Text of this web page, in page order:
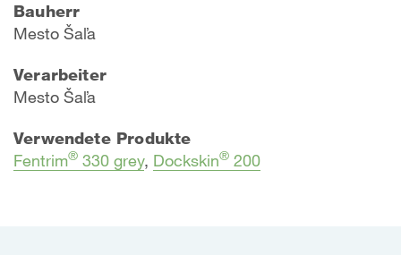
Bauherr
Mesto Šaľa
Verarbeiter
Mesto Šaľa
Verwendete Produkte
Fentrim® 330 grey, Dockskin® 200